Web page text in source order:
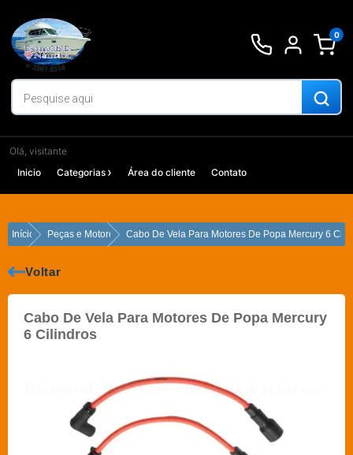
para
conteúdo
0
Olá, visitante
Inicio
Categorias Área do cliente Contato
Início Peças e Motores Cabo De Vela Para Motores De Popa Mercury 6
Voltar
Cabo De Vela Para Motores De Popa Mercury
6 Cilindros